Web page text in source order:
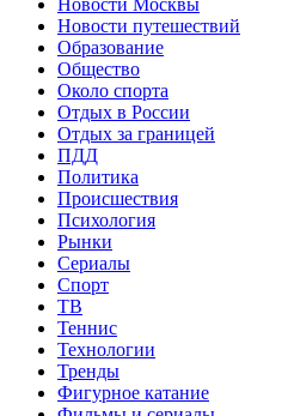
Новости Москвы
Новости путешествий
Образование
Общество
Около спорта
Отдых в России
Отдых за границей
ПДД
Политика
Происшествия
Психология
Рынки
Сериалы
Спорт
ТВ
Теннис
Технологии
Тренды
Фигурное катание